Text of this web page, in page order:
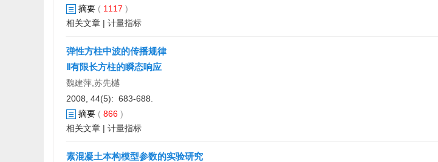
摘要 ( 1117 )
相关文章 | 计量指标
弹性方柱中波的传播规律
Ⅱ有限长方柱的瞬态响应
魏建萍,苏先樾
2008, 44(5): 683-688.
摘要 ( 866 )
相关文章 | 计量指标
素混凝土本构模型参数的实验研究